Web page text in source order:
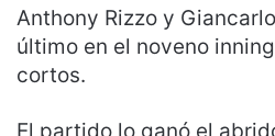
Anthony Rizzo y
último en el noveno
cortos.